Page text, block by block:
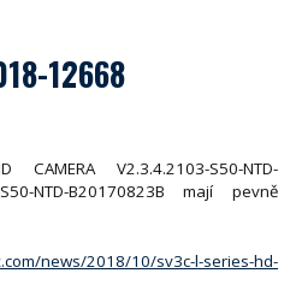
12668
V2.3.4.2103-S50-NTD-
NTD-B20170823B mají pevně
news/2018/10/sv3c-l-series-hd-